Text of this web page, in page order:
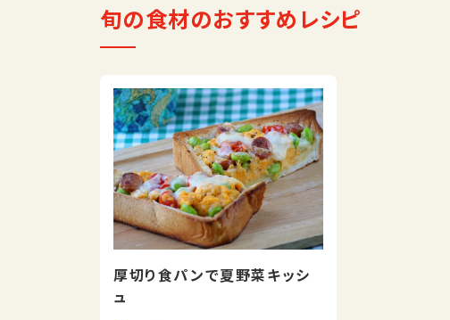
旬の食材のおすすめレシピ
厚切り食パンで夏野菜キッシ
ュ